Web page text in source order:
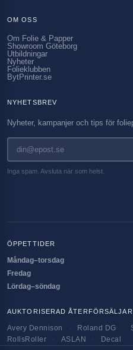
OM OSS
Om Folie & Papper
Showroom Göteborg
Utbildningar
Nyheter
Folieklubben
BytPrinter.se
NYHETSBREV
Nyheter, kampanjer och tips för
Inga spam. Avsluta när som helst.
ÖPPETTIDER
Måndag–torsdag
Fredag
Lördag–söndag
AUKTORISERAD
Avery Dennison Roland DG
RollsRoller
ASLAN Decal